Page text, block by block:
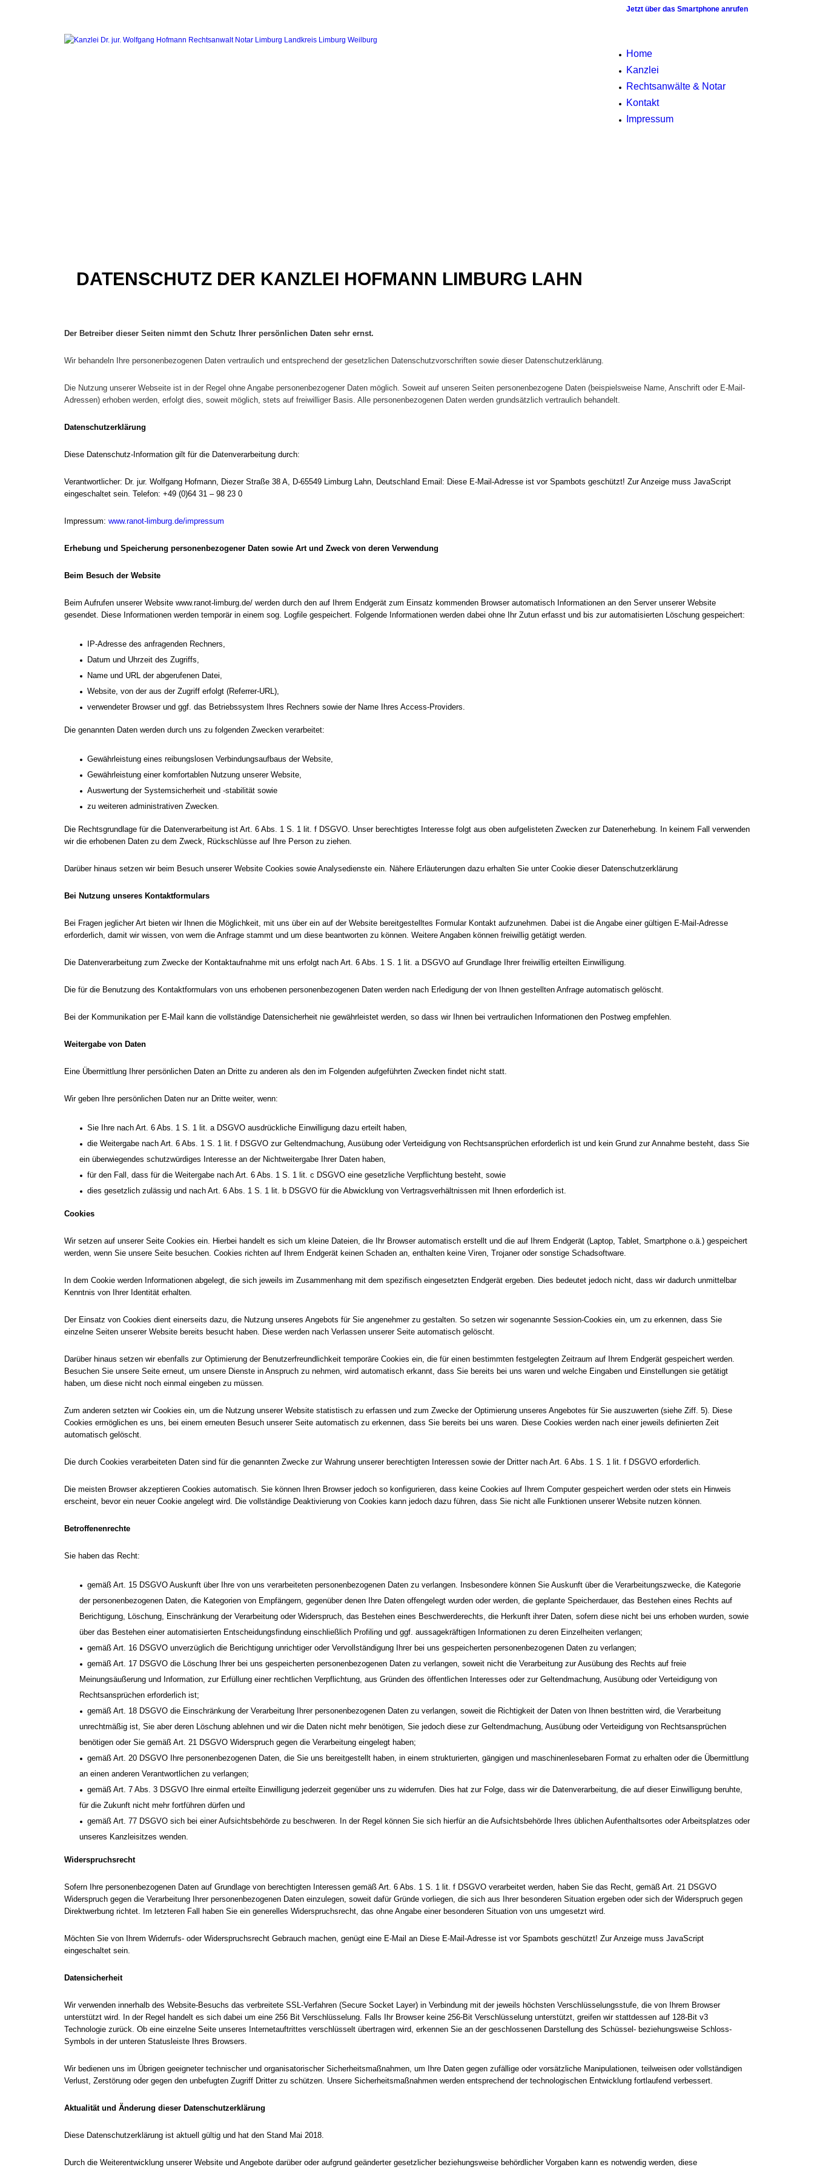
Jetzt über das Smartphone anrufen
Home
Kanzlei
Rechtsanwälte & Notar
Kontakt
Impressum
DATENSCHUTZ DER KANZLEI HOFMANN LIMBURG LAHN
Der Betreiber dieser Seiten nimmt den Schutz Ihrer persönlichen Daten sehr ernst.
Wir behandeln Ihre personenbezogenen Daten vertraulich und entsprechend der gesetzlichen Datenschutzvorschriften sowie dieser Datenschutzerklärung.
Die Nutzung unserer Webseite ist in der Regel ohne Angabe personenbezogener Daten möglich. Soweit auf unseren Seiten personenbezogene Daten (beispielsweise Name, Anschrift oder E-Mail-
Adressen) erhoben werden, erfolgt dies, soweit möglich, stets auf freiwilliger Basis. Alle personenbezogenen Daten werden grundsätzlich vertraulich behandelt.
Datenschutzerklärung
Diese Datenschutz-Information gilt für die Datenverarbeitung durch:
Verantwortlicher: Dr. jur. Wolfgang Hofmann, Diezer Straße 38 A, D-65549 Limburg Lahn, Deutschland Email: Diese E-Mail-Adresse ist vor Spambots geschützt! Zur Anzeige muss JavaScript
eingeschaltet sein. Telefon: +49 (0)64 31 – 98 23 0
Impressum: www.ranot-limburg.de/impressum
Erhebung und Speicherung personenbezogener Daten sowie Art und Zweck von deren Verwendung
Beim Besuch der Website
Beim Aufrufen unserer Website www.ranot-limburg.de/ werden durch den auf Ihrem Endgerät zum Einsatz kommenden Browser automatisch Informationen an den Server unserer Website
gesendet. Diese Informationen werden temporär in einem sog. Logfile gespeichert. Folgende Informationen werden dabei ohne Ihr Zutun erfasst und bis zur automatisierten Löschung gespeichert:
IP-Adresse des anfragenden Rechners,
Datum und Uhrzeit des Zugriffs,
Name und URL der abgerufenen Datei,
Website, von der aus der Zugriff erfolgt (Referrer-URL),
verwendeter Browser und ggf. das Betriebssystem Ihres Rechners sowie der Name Ihres Access-Providers.
Die genannten Daten werden durch uns zu folgenden Zwecken verarbeitet:
Gewährleistung eines reibungslosen Verbindungsaufbaus der Website,
Gewährleistung einer komfortablen Nutzung unserer Website,
Auswertung der Systemsicherheit und -stabilität sowie
zu weiteren administrativen Zwecken.
Die Rechtsgrundlage für die Datenverarbeitung ist Art. 6 Abs. 1 S. 1 lit. f DSGVO. Unser berechtigtes Interesse folgt aus oben aufgelisteten Zwecken zur Datenerhebung. In keinem Fall verwenden
wir die erhobenen Daten zu dem Zweck, Rückschlüsse auf Ihre Person zu ziehen.
Darüber hinaus setzen wir beim Besuch unserer Website Cookies sowie Analysedienste ein. Nähere Erläuterungen dazu erhalten Sie unter Cookie dieser Datenschutzerklärung
Bei Nutzung unseres Kontaktformulars
Bei Fragen jeglicher Art bieten wir Ihnen die Möglichkeit, mit uns über ein auf der Website bereitgestelltes Formular Kontakt aufzunehmen. Dabei ist die Angabe einer gültigen E-Mail-Adresse
erforderlich, damit wir wissen, von wem die Anfrage stammt und um diese beantworten zu können. Weitere Angaben können freiwillig getätigt werden.
Die Datenverarbeitung zum Zwecke der Kontaktaufnahme mit uns erfolgt nach Art. 6 Abs. 1 S. 1 lit. a DSGVO auf Grundlage Ihrer freiwillig erteilten Einwilligung.
Die für die Benutzung des Kontaktformulars von uns erhobenen personenbezogenen Daten werden nach Erledigung der von Ihnen gestellten Anfrage automatisch gelöscht.
Bei der Kommunikation per E-Mail kann die vollständige Datensicherheit nie gewährleistet werden, so dass wir Ihnen bei vertraulichen Informationen den Postweg empfehlen.
Weitergabe von Daten
Eine Übermittlung Ihrer persönlichen Daten an Dritte zu anderen als den im Folgenden aufgeführten Zwecken findet nicht statt.
Wir geben Ihre persönlichen Daten nur an Dritte weiter, wenn:
Sie Ihre nach Art. 6 Abs. 1 S. 1 lit. a DSGVO ausdrückliche Einwilligung dazu erteilt haben,
die Weitergabe nach Art. 6 Abs. 1 S. 1 lit. f DSGVO zur Geltendmachung, Ausübung oder Verteidigung von Rechtsansprüchen erforderlich ist und kein Grund zur Annahme besteht, dass Sie
ein überwiegendes schutzwürdiges Interesse an der Nichtweitergabe Ihrer Daten haben,
für den Fall, dass für die Weitergabe nach Art. 6 Abs. 1 S. 1 lit. c DSGVO eine gesetzliche Verpflichtung besteht, sowie
dies gesetzlich zulässig und nach Art. 6 Abs. 1 S. 1 lit. b DSGVO für die Abwicklung von Vertragsverhältnissen mit Ihnen erforderlich ist.
Cookies
Wir setzen auf unserer Seite Cookies ein. Hierbei handelt es sich um kleine Dateien, die Ihr Browser automatisch erstellt und die auf Ihrem Endgerät (Laptop, Tablet, Smartphone o.ä.) gespeichert
werden, wenn Sie unsere Seite besuchen. Cookies richten auf Ihrem Endgerät keinen Schaden an, enthalten keine Viren, Trojaner oder sonstige Schadsoftware.
In dem Cookie werden Informationen abgelegt, die sich jeweils im Zusammenhang mit dem spezifisch eingesetzten Endgerät ergeben. Dies bedeutet jedoch nicht, dass wir dadurch unmittelbar
Kenntnis von Ihrer Identität erhalten.
Der Einsatz von Cookies dient einerseits dazu, die Nutzung unseres Angebots für Sie angenehmer zu gestalten. So setzen wir sogenannte Session-Cookies ein, um zu erkennen, dass Sie
einzelne Seiten unserer Website bereits besucht haben. Diese werden nach Verlassen unserer Seite automatisch gelöscht.
Darüber hinaus setzen wir ebenfalls zur Optimierung der Benutzerfreundlichkeit temporäre Cookies ein, die für einen bestimmten festgelegten Zeitraum auf Ihrem Endgerät gespeichert werden.
Besuchen Sie unsere Seite erneut, um unsere Dienste in Anspruch zu nehmen, wird automatisch erkannt, dass Sie bereits bei uns waren und welche Eingaben und Einstellungen sie getätigt
haben, um diese nicht noch einmal eingeben zu müssen.
Zum anderen setzten wir Cookies ein, um die Nutzung unserer Website statistisch zu erfassen und zum Zwecke der Optimierung unseres Angebotes für Sie auszuwerten (siehe Ziff. 5). Diese
Cookies ermöglichen es uns, bei einem erneuten Besuch unserer Seite automatisch zu erkennen, dass Sie bereits bei uns waren. Diese Cookies werden nach einer jeweils definierten Zeit
automatisch gelöscht.
Die durch Cookies verarbeiteten Daten sind für die genannten Zwecke zur Wahrung unserer berechtigten Interessen sowie der Dritter nach Art. 6 Abs. 1 S. 1 lit. f DSGVO erforderlich.
Die meisten Browser akzeptieren Cookies automatisch. Sie können Ihren Browser jedoch so konfigurieren, dass keine Cookies auf Ihrem Computer gespeichert werden oder stets ein Hinweis
erscheint, bevor ein neuer Cookie angelegt wird. Die vollständige Deaktivierung von Cookies kann jedoch dazu führen, dass Sie nicht alle Funktionen unserer Website nutzen können.
Betroffenenrechte
Sie haben das Recht:
gemäß Art. 15 DSGVO Auskunft über Ihre von uns verarbeiteten personenbezogenen Daten zu verlangen. Insbesondere können Sie Auskunft über die Verarbeitungszwecke, die Kategorie
der personenbezogenen Daten, die Kategorien von Empfängern, gegenüber denen Ihre Daten offengelegt wurden oder werden, die geplante Speicherdauer, das Bestehen eines Rechts auf
Berichtigung, Löschung, Einschränkung der Verarbeitung oder Widerspruch, das Bestehen eines Beschwerderechts, die Herkunft ihrer Daten, sofern diese nicht bei uns erhoben wurden, sowie
über das Bestehen einer automatisierten Entscheidungsfindung einschließlich Profiling und ggf. aussagekräftigen Informationen zu deren Einzelheiten verlangen;
gemäß Art. 16 DSGVO unverzüglich die Berichtigung unrichtiger oder Vervollständigung Ihrer bei uns gespeicherten personenbezogenen Daten zu verlangen;
gemäß Art. 17 DSGVO die Löschung Ihrer bei uns gespeicherten personenbezogenen Daten zu verlangen, soweit nicht die Verarbeitung zur Ausübung des Rechts auf freie
Meinungsäußerung und Information, zur Erfüllung einer rechtlichen Verpflichtung, aus Gründen des öffentlichen Interesses oder zur Geltendmachung, Ausübung oder Verteidigung von
Rechtsansprüchen erforderlich ist;
gemäß Art. 18 DSGVO die Einschränkung der Verarbeitung Ihrer personenbezogenen Daten zu verlangen, soweit die Richtigkeit der Daten von Ihnen bestritten wird, die Verarbeitung
unrechtmäßig ist, Sie aber deren Löschung ablehnen und wir die Daten nicht mehr benötigen, Sie jedoch diese zur Geltendmachung, Ausübung oder Verteidigung von Rechtsansprüchen
benötigen oder Sie gemäß Art. 21 DSGVO Widerspruch gegen die Verarbeitung eingelegt haben;
gemäß Art. 20 DSGVO Ihre personenbezogenen Daten, die Sie uns bereitgestellt haben, in einem strukturierten, gängigen und maschinenlesebaren Format zu erhalten oder die Übermittlung
an einen anderen Verantwortlichen zu verlangen;
gemäß Art. 7 Abs. 3 DSGVO Ihre einmal erteilte Einwilligung jederzeit gegenüber uns zu widerrufen. Dies hat zur Folge, dass wir die Datenverarbeitung, die auf dieser Einwilligung beruhte,
für die Zukunft nicht mehr fortführen dürfen und
gemäß Art. 77 DSGVO sich bei einer Aufsichtsbehörde zu beschweren. In der Regel können Sie sich hierfür an die Aufsichtsbehörde Ihres üblichen Aufenthaltsortes oder Arbeitsplatzes oder
unseres Kanzleisitzes wenden.
Widerspruchsrecht
Sofern Ihre personenbezogenen Daten auf Grundlage von berechtigten Interessen gemäß Art. 6 Abs. 1 S. 1 lit. f DSGVO verarbeitet werden, haben Sie das Recht, gemäß Art. 21 DSGVO
Widerspruch gegen die Verarbeitung Ihrer personenbezogenen Daten einzulegen, soweit dafür Gründe vorliegen, die sich aus Ihrer besonderen Situation ergeben oder sich der Widerspruch gegen
Direktwerbung richtet. Im letzteren Fall haben Sie ein generelles Widerspruchsrecht, das ohne Angabe einer besonderen Situation von uns umgesetzt wird.
Möchten Sie von Ihrem Widerrufs- oder Widerspruchsrecht Gebrauch machen, genügt eine E-Mail an Diese E-Mail-Adresse ist vor Spambots geschützt! Zur Anzeige muss JavaScript
eingeschaltet sein.
Datensicherheit
Wir verwenden innerhalb des Website-Besuchs das verbreitete SSL-Verfahren (Secure Socket Layer) in Verbindung mit der jeweils höchsten Verschlüsselungsstufe, die von Ihrem Browser
unterstützt wird. In der Regel handelt es sich dabei um eine 256 Bit Verschlüsselung. Falls Ihr Browser keine 256-Bit Verschlüsselung unterstützt, greifen wir stattdessen auf 128-Bit v3
Technologie zurück. Ob eine einzelne Seite unseres Internetauftrittes verschlüsselt übertragen wird, erkennen Sie an der geschlossenen Darstellung des Schüssel- beziehungsweise Schloss-
Symbols in der unteren Statusleiste Ihres Browsers.
Wir bedienen uns im Übrigen geeigneter technischer und organisatorischer Sicherheitsmaßnahmen, um Ihre Daten gegen zufällige oder vorsätzliche Manipulationen, teilweisen oder vollständigen
Verlust, Zerstörung oder gegen den unbefugten Zugriff Dritter zu schützen. Unsere Sicherheitsmaßnahmen werden entsprechend der technologischen Entwicklung fortlaufend verbessert.
Aktualität und Änderung dieser Datenschutzerklärung
Diese Datenschutzerklärung ist aktuell gültig und hat den Stand Mai 2018.
Durch die Weiterentwicklung unserer Website und Angebote darüber oder aufgrund geänderter gesetzlicher beziehungsweise behördlicher Vorgaben kann es notwendig werden, diese